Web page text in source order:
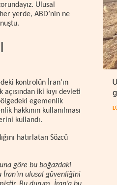
Ulusal
yerde, ABD’nin ne
kontrolün İran’ın
iki kıyı devleti
egemenlik
hakkının kullanılması
kullandı.
hatırlatan Sözcü
göre bu boğazdaki
ulusal güvenliğini